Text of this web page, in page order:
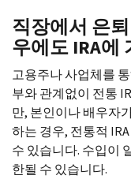
직장에서 은
우에도 IRA에
고용주나 사업체를
부와 관계없이 전통
만, 본인이나 배우자
하는 경우, 전통적
수 있습니다. 수입이
한될 수 있습니다.